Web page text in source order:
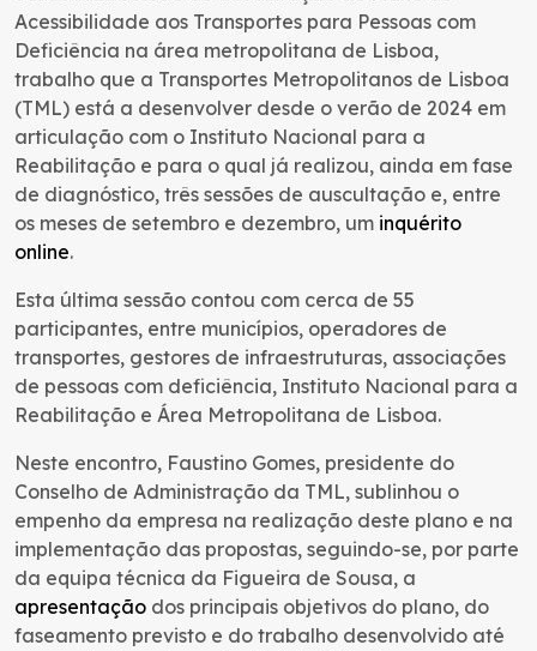
Acessibilidade aos Transportes para Pessoas com
Deficiência na área metropolitana de Lisboa,
trabalho que a Transportes Metropolitanos de Lisboa
(TML) está a desenvolver desde o verão de 2024 em
articulação com o Instituto Nacional para a
Reabilitação e para o qual já realizou, ainda em fase
de diagnóstico, três sessões de auscultação e, entre
os meses de setembro e dezembro, um inquérito
online.
Esta última sessão contou com cerca de 55
participantes, entre municípios, operadores de
transportes, gestores de infraestruturas, associações
de pessoas com deficiência, Instituto Nacional para a
Reabilitação e Área Metropolitana de Lisboa.
Neste encontro, Faustino Gomes, presidente do
Conselho de Administração da TML, sublinhou o
empenho da empresa na realização deste plano e na
implementação das propostas, seguindo-se, por parte
da equipa técnica da Figueira de Sousa, a
apresentação dos principais objetivos do plano, do
faseamento previsto e do trabalho desenvolvido até